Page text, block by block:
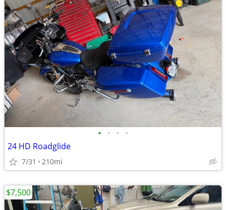
• • • •
24 HD Roadglide
7/31 210mi
$7,500